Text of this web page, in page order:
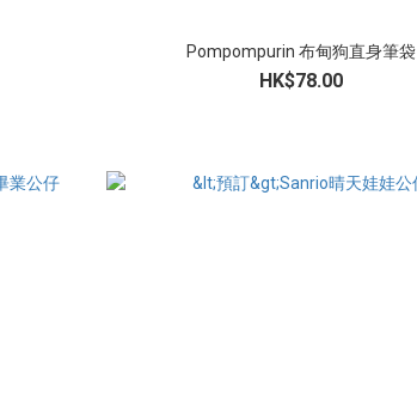
Pompompurin 布甸狗直身筆袋
HK$78.00